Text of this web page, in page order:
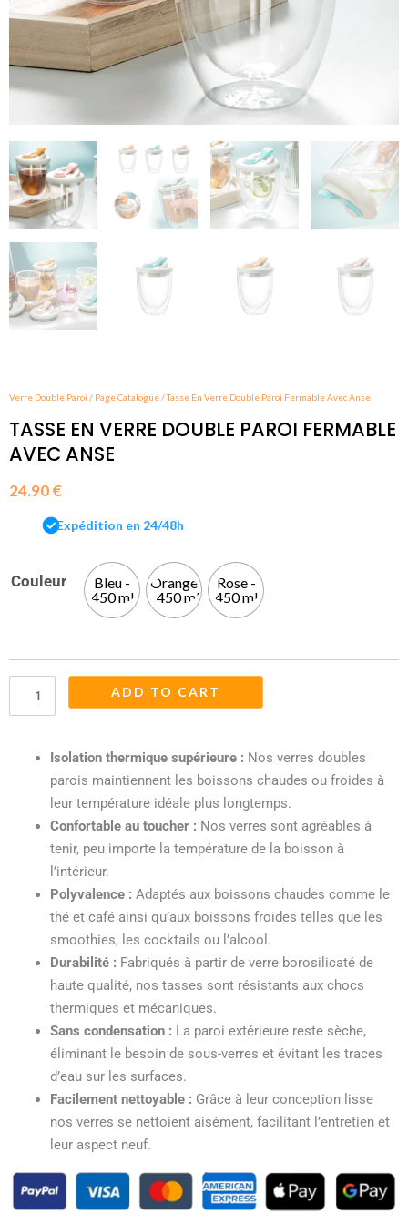
Verre Double Paroi / Page Catalogue/Tasse En Verre Double Paroi Fermable Avec Anse
TASSE EN VERRE DOUBLE PAROI FERMABLE
AVEC ANSE
24.90€
Expédition en 24/48h
Couleur
Bleu -
450 ml
Orange
- 450 ml
Rose -
450 ml
Tasse
Paroi
Fermable
Avec
quantity
ADD TO CART
Isolation thermique supérieure : Nos verres doubles
parois maintiennent les boissons chaudes ou froides à
leur température idéale plus longtemps.
Confortable au toucher : Nos verres sont agréables à
tenir, peu importe la température de la boisson à
l’intérieur.
Polyvalence : Adaptés aux boissons chaudes comme le
thé et café ainsi qu’aux boissons froides telles que les
smoothies, les cocktails ou l’alcool.
Durabilité : Fabriqués à partir de verre borosilicaté de
haute qualité, nos tasses sont résistants aux chocs
thermiques et mécaniques.
Sans condensation : La paroi extérieure reste sèche,
éliminant le besoin de sous-verres et évitant les traces
d’eau sur les surfaces.
Facilement nettoyable : Grâce à leur conception lisse
nos verres se nettoient aisément, facilitant l’entretien et
leur aspect neuf.